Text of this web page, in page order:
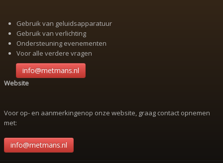
Gebruik van geluidsapparatuur
Gebruik van verlichting
Ondersteuning evenementen
Voor alle verdere vragen
info@metmans.nl
Website
Voor op- en aanmerkingenop onze website, graag contact opnemen
met:
info@metmans.nl